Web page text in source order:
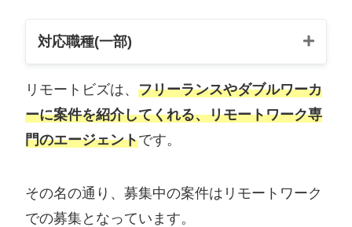
対応職種(一部)
PHPエンジニア
Reactエンジニア
PHPサーバーサイドエンジニア
リモートビズは、フリーランスやダブルワーカ
ーに案件を紹介してくれる、リモートワーク専
門のエージェントです。
その名の通り、募集中の案件はリモートワーク
での募集となっています。